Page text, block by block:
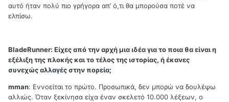
αυτό ήταν πολύ πιο γρήγορα απ’ ό,τι θα μπορούσα ποτέ να
ελπίσω.
BladeRunner: Είχες από την αρχή μια ιδέα για το ποια θα είναι η
εξέλιξη της πλοκής και το τέλος της ιστορίας, ή έκανες
συνεχώς αλλαγές στην πορεία;
mman: Εννοείται το πρώτο. Προσωπικά, δεν μπορώ να δουλέψω
αλλιώς. Όταν ξεκίνησα είχα έναν σκελετό 10.000 λέξεων, ο